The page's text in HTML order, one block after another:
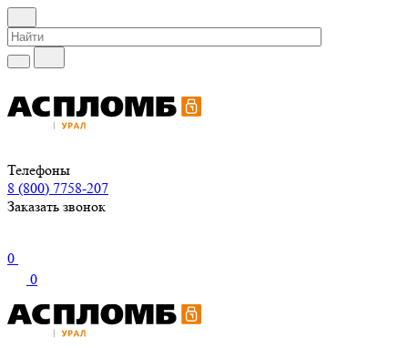
Телефоны
8 (800) 7758-207
Заказать звонок
0
0